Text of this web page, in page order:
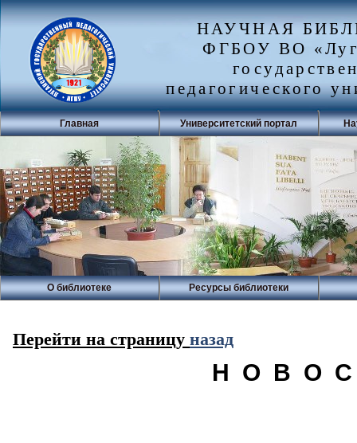
НАУЧНАЯ
ФГБОУ ВО
педагогического
Главная Университетский портал
О библиотеке Ресурсы библиотеки
Перейти на страницу назад
Н О В О